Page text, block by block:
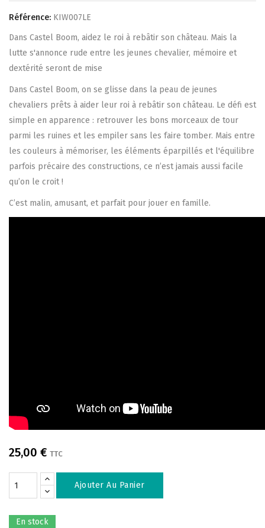
Référence: KIW007LE
Dans Castel Boom, aidez le roi à rebâtir son château. Mais la
lutte s'annonce rude entre les jeunes chevalier, mémoire et
dextérité seront de mise
Dans Castel Boom, on se glisse dans la peau de jeunes
chevaliers prêts à aider leur roi à rebâtir son château. Le défi est
simple en apparence : retrouver les bons morceaux de tour
parmi les ruines et les empiler sans les faire tomber. Mais entre
les couleurs à mémoriser, les éléments éparpillés et l'équilibre
parfois précaire des constructions, ce n’est jamais aussi facile
qu’on le croit !
C’est malin, amusant, et parfait pour jouer en famille.
25,00 € TTC
Ajouter Au Panier
En stock